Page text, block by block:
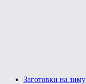
Заготовки на зиму